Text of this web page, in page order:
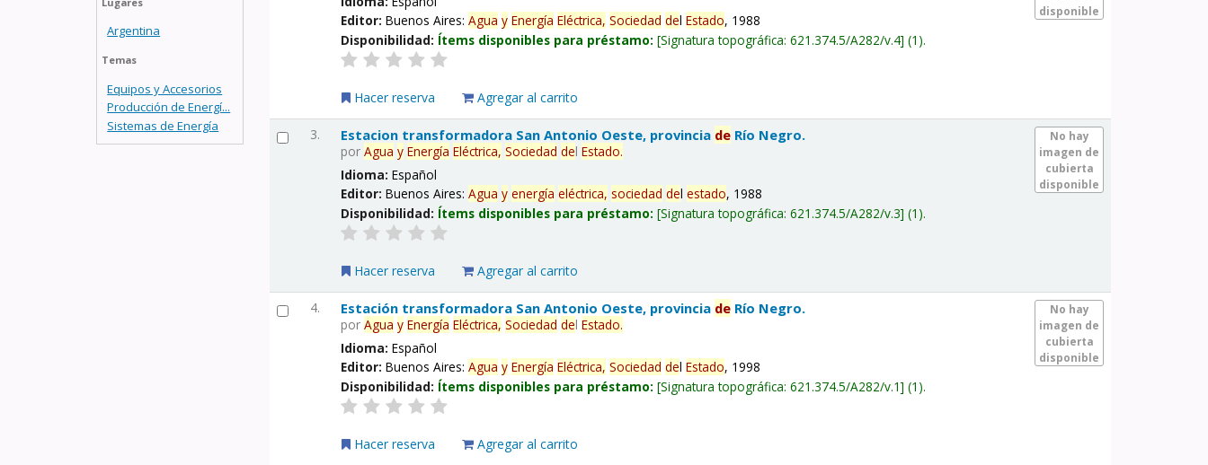
Argentina
Temas
Equipos y Accesorios
Producción de Energí...
Sistemas de Energía
disponible
Editor:Buenos Aires:Agua y Energía Eléctrica, Sociedad delEstado, 1988
Disponibilidad: Ítems disponibles para préstamo: Signatura topográfica:621.374.5/A282/v.4 (1).
Hacer reserva Agregar al carrito
3.
No hay
imagen de
cubierta
disponible
Estacion transformadora San Antonio Oeste, provincia de Río Negro.
porAgua y Energía Eléctrica, Sociedad delEstado.
Idioma:Español
Editor:Buenos Aires:Agua y energía eléctrica, sociedad delestado, 1988
Disponibilidad: Ítems disponibles para préstamo: Signatura topográfica:621.374.5/A282/v.3 (1).
Hacer reserva Agregar al carrito
4.
No hay
imagen de
cubierta
disponible
Estación transformadora San Antonio Oeste, provincia de Río Negro.
porAgua y Energía Eléctrica, Sociedad delEstado.
Idioma:Español
Editor:Buenos Aires:Agua y Energía Eléctrica, Sociedad delEstado, 1998
Disponibilidad: Ítems disponibles para préstamo: Signatura topográfica:621.374.5/A282/v.1 (1).
Hacer reserva Agregar al carrito